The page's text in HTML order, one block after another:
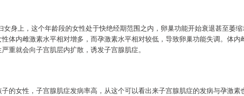
身上，这个年龄段的女性处于快绝经期范围之内，卵巢功能开始衰退甚至萎
体内雌激素水平相对增多，而孕激素水平相对较低，导致卵巢功能失调。体内
重就会向子宫肌层内扩散，诱发子宫腺肌症。
的女性，子宫腺肌症发病率高，从这个可以看出来子宫腺肌症的发病与孕激素